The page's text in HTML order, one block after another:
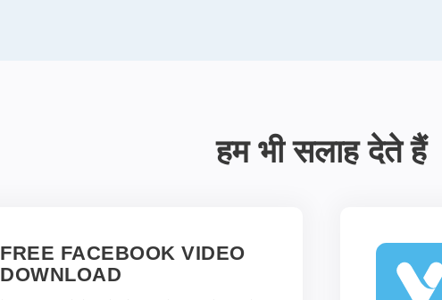
हम भी सलाह देते हैं
FREE FACEBOOK VIDEO
DOWNLOAD